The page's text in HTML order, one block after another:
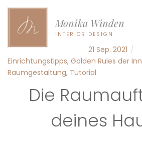
Monika Winden
INTERIOR DESIGN
21 Sep. 2021
Einrichtungstipps, Golden Rules der
Raumgestaltung, Tutorial
Die
deines